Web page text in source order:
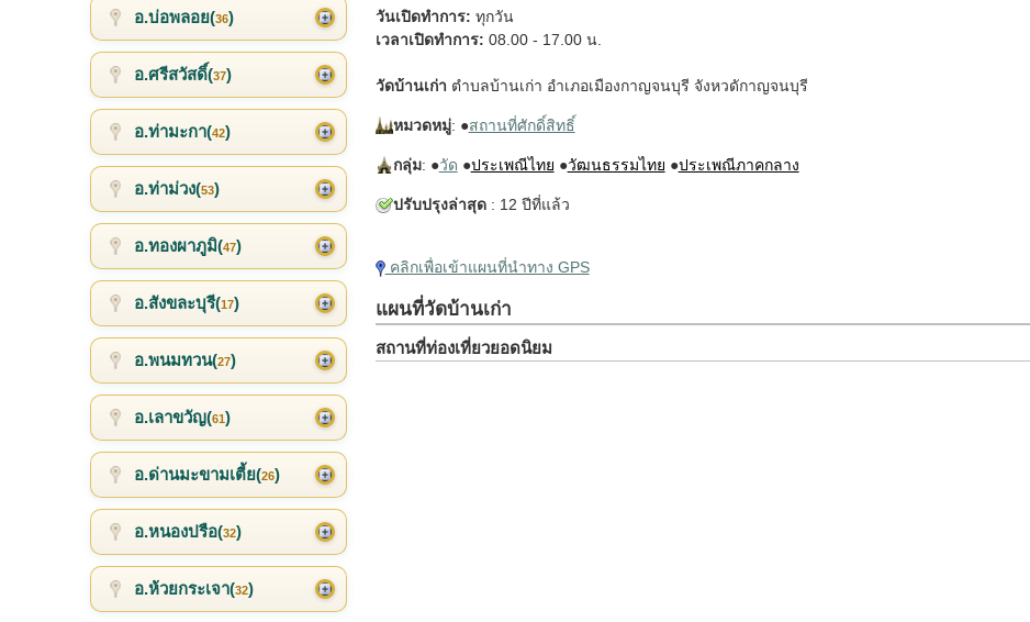
วันเปิดทำการ: ทุกวัน
เวลาเปิดทำการ: 08.00 - 17.00 น.
วัดบ้านเก่า ตำบลบ้านเก่า อำเภอเมืองกาญจนบุรี จังหวดักาญจนบุรี
หมวดหมู่: ●สถานที่ศักดิ์สิทธิ์
กลุ่ม: ●วัด ●ประเพณีไทย ●วัฒนธรรมไทย ●ประเพณีภาคกลาง
ปรับปรุงล่าสุด: 12 ปีที่แล้ว
คลิกเพื่อเข้าแผนที่นำทาง GPS
แผนที่วัดบ้านเก่า
สถานที่ท่องเที่ยวยอดนิยม
อ.บ่อพลอย(36)
อ.ศรีสวัสดิ์(37)
อ.ท่ามะกา(42)
อ.ท่าม่วง(53)
อ.ทองผาภูมิ(47)
อ.สังขละบุรี(17)
อ.พนมทวน(27)
อ.เลาขวัญ(61)
อ.ด่านมะขามเตี้ย(26)
อ.หนองปรือ(32)
อ.ห้วยกระเจา(32)